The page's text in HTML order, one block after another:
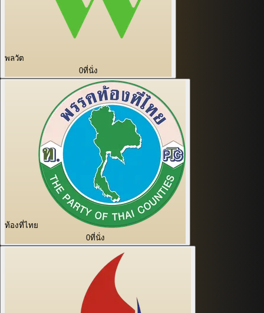
พลวัต
0ที่นั่ง
ท้องที่ไทย
0ที่นั่ง